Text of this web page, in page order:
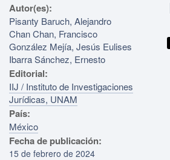
Autor(es):
Pisanty Baruch, Alejandro
Chan Chan, Francisco
González Mejía, Jesús Eulises
Ibarra Sánchez, Ernesto
Editorial:
IIJ / Instituto de Investigaciones
Jurídicas, UNAM
País:
México
Fecha de publicación:
15 de febrero de 2024